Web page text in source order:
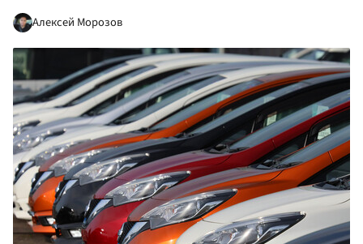
Алексей Морозов